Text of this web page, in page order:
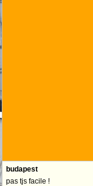
budapest
pas tjs facile !